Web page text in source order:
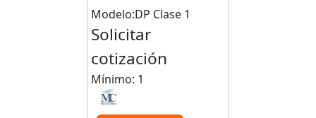
Modelo:DP Clase 1
Solicitar
cotización
Mínimo: 1